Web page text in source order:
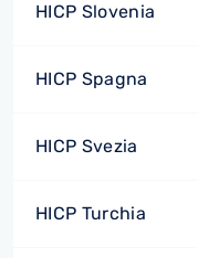
HICP Slovenia
HICP Spagna
HICP Svezia
HICP Turchia